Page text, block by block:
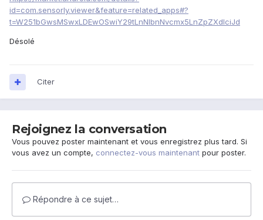
id=com.sensorly.viewer&feature=related_apps#?
t=W251bGwsMSwxLDEwOSwiY29tLnNlbnNvcmx5LnZpZXdlciJd
Désolé
Citer
Rejoignez la conversation
Vous pouvez poster maintenant et vous enregistrez plus tard. Si
vous avez un compte, connectez-vous maintenant pour poster.
Répondre à ce sujet…